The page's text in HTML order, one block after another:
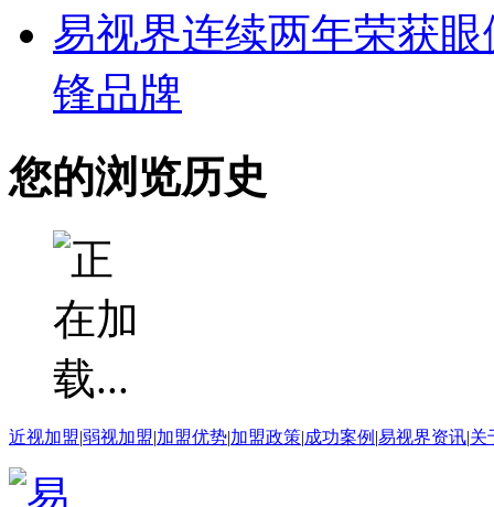
易视界连续两年荣获
锋品牌
您的浏览历史
近视加盟|弱视加盟|加盟优势|加盟政策|成功案例 |易视界资讯|关